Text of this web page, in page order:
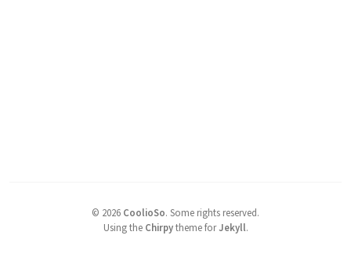
© 2026 CoolioSo. Some rights reserved.
Using the Chirpytheme forJekyll.